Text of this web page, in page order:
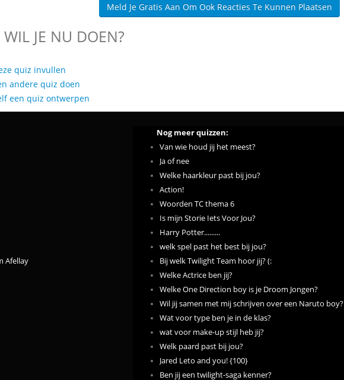
Meld Je Gratis Aan Om Ook Reacties Te Kunnen Plaatsen
JE NU DOEN?
quiz invullen
andere quiz doen
een quiz ontwerpen
Afellay
Nog meer quizzen:
Van wie houd jij het meest?
Ja of nee
Welke haarkleur past bij jou?
Action!
Woorden TC thema 6
Is mijn Storie Iets Voor Jou?
Harry Potter.........
welk spel past het best bij jou?
Bij welk Twilight Team hoor jij? (:
Welke Actrice ben jij?
Welke One Direction boy is je Droom Jongen?
Wil jij samen met mij schrijven over een Naruto boy?
Wat voor type ben je in de klas?
wat voor make-up stijl heb jij?
Welk paard past bij jou?
Jared Leto and you! {100}
Ben jij een twilight-saga kenner?